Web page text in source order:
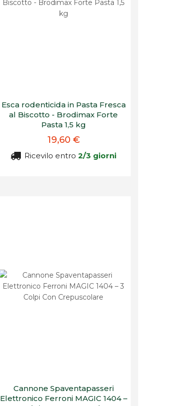
Esca rodenticida in Pasta Fresca
al Biscotto - Brodimax Forte
Pasta 1,5 kg
19,60 €
Ricevilo entro2/3 giorni
Cannone Spaventapasseri
Elettronico Ferroni MAGIC 1404 –